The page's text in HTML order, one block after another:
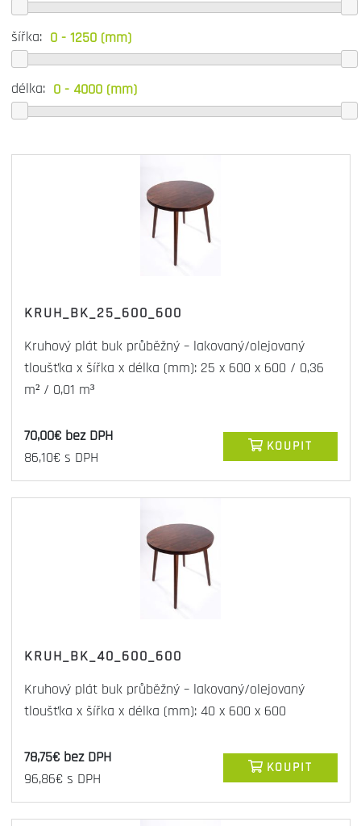
šířka:
délka:
KRUH_BK_25_600_600
Kruhový plát buk průběžný – lakovaný/olejovaný
tloušťka x šířka x délka (mm): 25 x 600 x 600 / 0,36
m² / 0,01 m³
70,00€ bez DPH
86,10€ s DPH
KOUPIT
KRUH_BK_40_600_600
Kruhový plát buk průběžný – lakovaný/olejovaný
tloušťka x šířka x délka (mm): 40 x 600 x 600
78,75€ bez DPH
96,86€ s DPH
KOUPIT